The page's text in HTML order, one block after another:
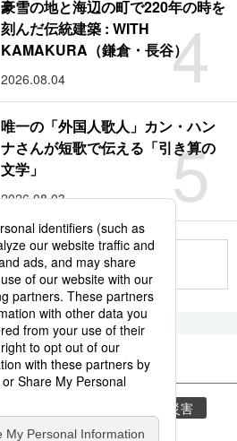
4
豪雪の地と海辺の町で220年の時を
刻んだ伝統建築 : WITH
KAMAKURA（鎌倉・長谷）
2026.08.04
5
唯一の「外国人歌人」カン・ハン
ナさんが短歌で伝える「引き算の
文学」
2026.08.03
っと見る
気象・災害